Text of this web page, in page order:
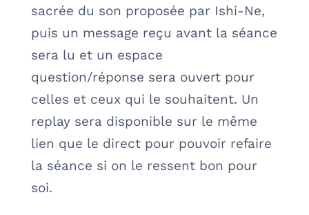
sacrée du son proposée par Ishi-Ne,
puis un message reçu avant la séance
sera lu et un espace
question/réponse sera ouvert pour
celles et ceux qui le souhaitent. Un
replay sera disponible sur le même
lien que le direct pour pouvoir refaire
la séance si on le ressent bon pour
soi.